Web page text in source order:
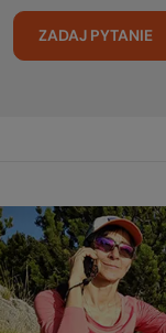
ZADAJ PYTANIE